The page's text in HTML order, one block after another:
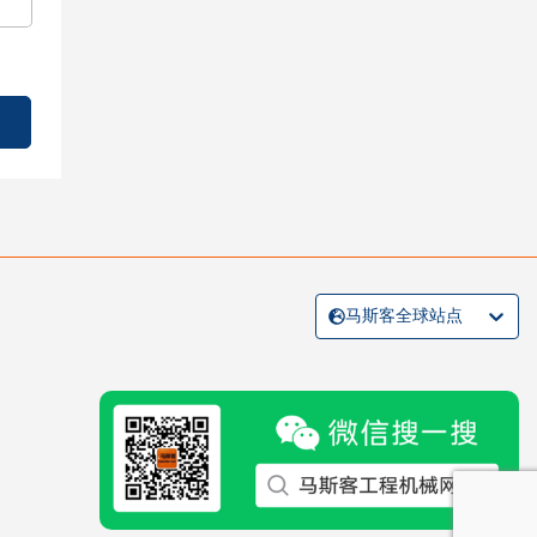
马斯客全球站点